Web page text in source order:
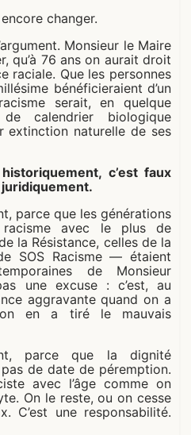
changer.
Monsieur le Maire
qu’à 76 ans on aurait droit
raciale. Que les personnes
bénéficieraient d’un
serait, en quelque
calendrier biologique
extinction naturelle de ses
c’est faux
juridiquement.
parce que les générations
avec le plus de
la Résistance, celles de la
SOS Racisme — étaient
de Monsieur
une excuse : c’est, au
aggravante quand on a
en a tiré le mauvais
parce que la dignité
de date de péremption.
avec l’âge comme on
On le reste, ou on cesse
C’est une responsabilité.